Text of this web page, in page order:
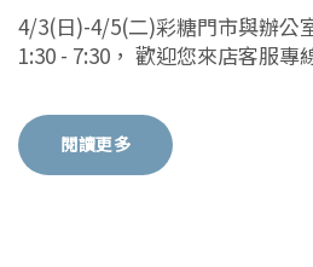
4/3(日)-4/5(二)彩糖門市與辦公
1:30 - 7:30， 歡迎您來店客服專
閱讀更多